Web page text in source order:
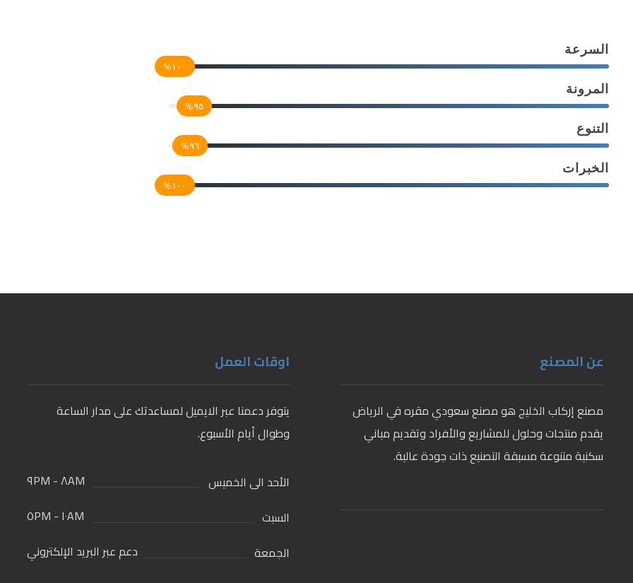
١٠٠%
السرعة
٩٥%
المرونة
٩٦%
التنوع
١٠٠%
الخبرات
عن المصنع
مصنع إركاب الخليج هو مصنع سعودي مقره في الرياض
يقدم منتجات وحلول للمشاريع والأفراد وتقديم مباني
سكنية متنوعة مسبقة التصنيع ذات جودة عالية.
اوقات العمل
يتوفر دعمنا عبر الايميل لمساعدتك على مدار الساعة
وطوال أيام الأسبوع.
الأحد الى الخميس
٨AM - ٩PM
السبت
١٠AM - ٥PM
الجمعة
دعم عبر البريد الإلكتروني